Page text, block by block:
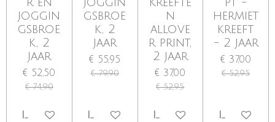
joggin
gsbroe
k, 2
jaar
€ 52,50
€ 74,90
IN WINKELWAGEN
gsbroe
k, 2
jaar
€ 55,95
€ 79,90
IN WINKELWAGEN
n
allove
r print,
2 jaar
€ 37,00
€ 52,95
IN WINKELWAGEN
hermiet
kreeft
- 2 jaar
€ 37,00
€ 52,95
IN